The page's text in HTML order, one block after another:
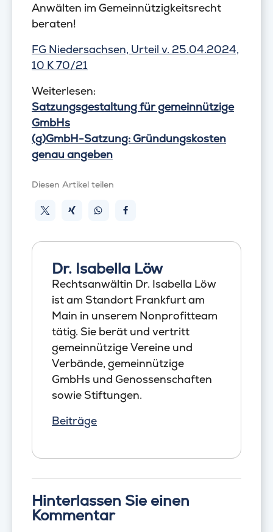
Anwälten im Gemeinnützigkeitsrecht
beraten!
FG Niedersachsen, Urteil v. 25.04.2024,
10 K 70/21
Weiterlesen:
Satzungsgestaltung für gemeinnützige
GmbHs
(g)GmbH-Satzung: Gründungskosten
genau angeben
Diesen Artikel teilen
Dr. Isabella Löw
Rechtsanwältin Dr. Isabella Löw
ist am Standort Frankfurt am
Main in unserem Nonprofitteam
tätig. Sie berät und vertritt
gemeinnützige Vereine und
Verbände, gemeinnützige
GmbHs und Genossenschaften
sowie Stiftungen.
Beiträge
Hinterlassen Sie einen
Kommentar